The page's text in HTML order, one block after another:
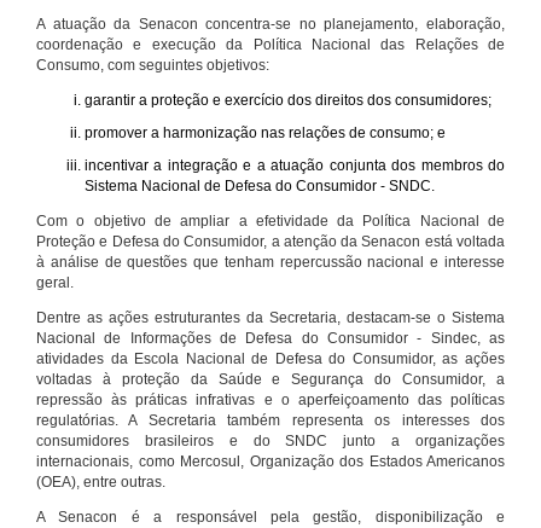
A atuação da Senacon concentra-se no planejamento, elaboração,
coordenação e execução da Política Nacional das Relações de
Consumo, com seguintes objetivos:
garantir a proteção e exercício dos direitos dos consumidores;
promover a harmonização nas relações de consumo; e
incentivar a integração e a atuação conjunta dos membros do
Sistema Nacional de Defesa do Consumidor - SNDC.
Com o objetivo de ampliar a efetividade da Política Nacional de
Proteção e Defesa do Consumidor, a atenção da Senacon está voltada
à análise de questões que tenham repercussão nacional e interesse
geral.
Dentre as ações estruturantes da Secretaria, destacam-se o Sistema
Nacional de Informações de Defesa do Consumidor - Sindec, as
atividades da Escola Nacional de Defesa do Consumidor, as ações
voltadas à proteção da Saúde e Segurança do Consumidor, a
repressão às práticas infrativas e o aperfeiçoamento das políticas
regulatórias. A Secretaria também representa os interesses dos
consumidores brasileiros e do SNDC junto a organizações
internacionais, como Mercosul, Organização dos Estados Americanos
(OEA), entre outras.
A Senacon é a responsável pela gestão, disponibilização e